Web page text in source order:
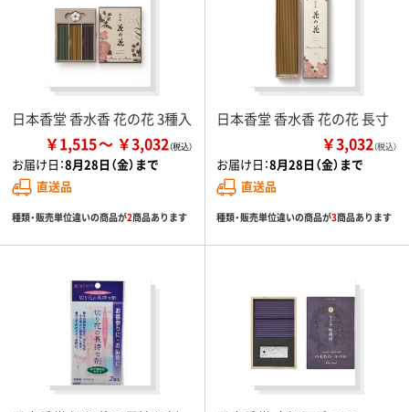
日本香堂 香水香 花の花 3種入
￥1,515 ￥3,032
お届け日：8月28日（金）まで
直送品
種類・販売単位違いの商品が2商品あります
日本香堂 香水香 花の花 長寸
￥3,032（税込）
お届け日：8月28日（金）まで
直送品
種類・販売単位違いの商品が3商品あります